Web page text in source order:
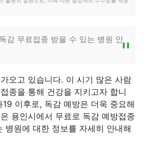
감 무료접종 받을 수 있는 병원 안
오고 있습니다. 이 시기 많은 사람
종을 통해 건강을 지키고자 합니
이후로, 독감 예방은 더욱 중요해
용인시에서 무료로 독감 예방접종
병원에 대한 정보를 자세히 안내해